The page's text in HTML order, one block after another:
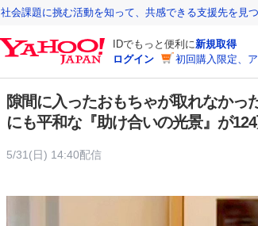
社会課題に挑む活動を知って、共感できる支援先を見
IDでもっと便利に新規取得
ログイン
初回購入限定、
隙間に入ったおもちゃが取れなか
にも平和な『助け合いの光景』が
5/31(日) 14:40配信